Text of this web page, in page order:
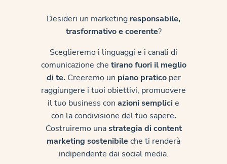
Desideri un marketing responsabile,
trasformativo e coerente?
Sceglieremo i linguaggi e i canali di
comunicazione che tirano fuori il meglio
di te. Creeremo un piano pratico per
raggiungere i tuoi obiettivi, promuovere
il tuo business con azioni semplicie
con lacondivisione del tuo sapere.
Costruiremo unastrategia di content
marketing sostenibile che ti renderà
indipendente dai social media.